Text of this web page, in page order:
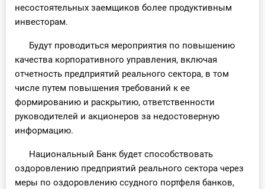
несостоятельных заемщиков более продуктивным
инвесторам.
Будут проводиться мероприятия по повышению
качества корпоративного управления, включая
отчетность предприятий реального сектора, в том
числе путем повышения требований к ее
формированию и раскрытию, ответственности
руководителей и акционеров за недостоверную
информацию.
Национальный Банк будет способствовать
оздоровлению предприятий реального сектора через
меры по оздоровлению ссудного портфеля банков,